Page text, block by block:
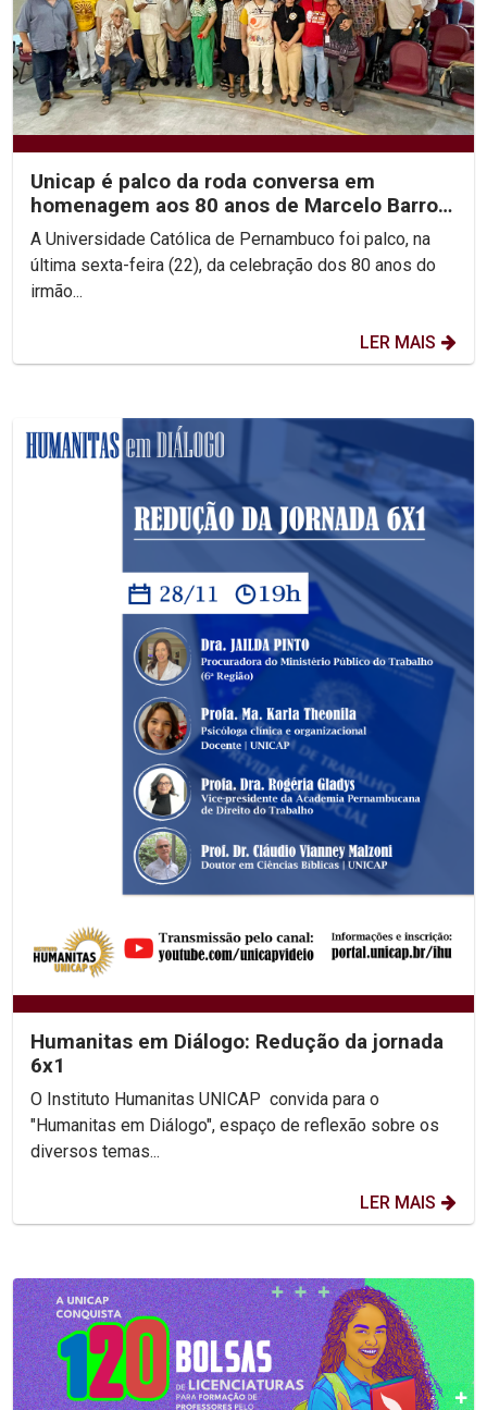
Unicap é palco da roda conversa em
homenagem aos 80 anos de Marcelo Barros
e às Teologias da...
A Universidade Católica de Pernambuco foi palco, na
última sexta-feira (22), da celebração dos 80 anos do
irmão...
LER MAIS
Humanitas em Diálogo: Redução da jornada
6x1
O Instituto Humanitas UNICAP convida para o
"Humanitas em Diálogo", espaço de reflexão sobre os
diversos temas...
LER MAIS